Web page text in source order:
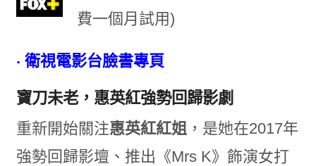
費一個月試用)
‧ 衛視電影台臉書專頁
寶刀未老，惠英紅強勢回歸影劇
重新開始關注惠英紅紅姐，是她在2017年
強勢回歸影壇、推出《MrsK》飾演女打